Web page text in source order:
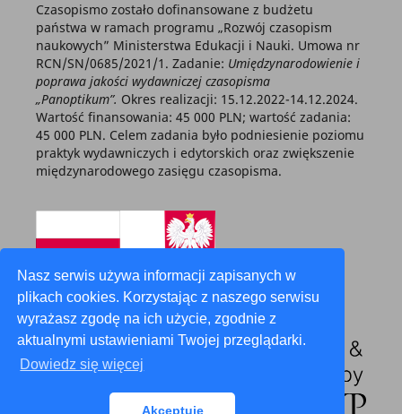
Nasz serwis używa informacji zapisanych w
plikach cookies. Korzystając z naszego serwisu
wyrażasz zgodę na ich użycie, zgodnie z
aktualnymi ustawieniami Twojej przeglądarki.
Dowiedz się więcej
Akceptuję
Czasopismo zostało dofinansowane z budżetu
państwa w ramach programu „Rozwój czasopism
naukowych” Ministerstwa Edukacji i Nauki. Umowa nr
RCN/SN/0685/2021/1. Zadanie: Umiędzynarodowienie i
poprawa jakości wydawniczej czasopisma
„Panoptikum”. Okres realizacji: 15.12.2022-14.12.2024.
Wartość finansowania: 45 000 PLN; wartość zadania:
45 000 PLN. Celem zadania było podniesienie poziomu
praktyk wydawniczych i edytorskich oraz zwiększenie
międzynarodowego zasięgu czasopisma.